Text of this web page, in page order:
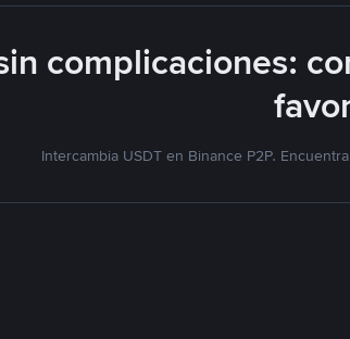
complicaciones:
Intercambia USDT en Binance P2P.